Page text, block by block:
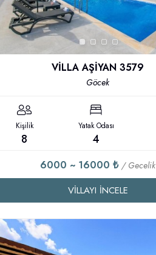
VİLLA AŞİYAN 3579
Göcek
Kişilik
8
Yatak Odası
4
6000 ~ 16000 ₺ / Gecelik
VILLAYI İNCELE